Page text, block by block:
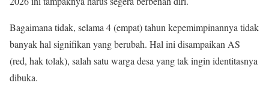
Bagaimana tidak, selama 4 (empat) tahun kepemimpinannya tidak
banyak hal signifikan yang berubah. Hal ini disampaikan AS
(red, hak tolak), salah satu warga desa yang tak ingin identitasnya
dibuka.